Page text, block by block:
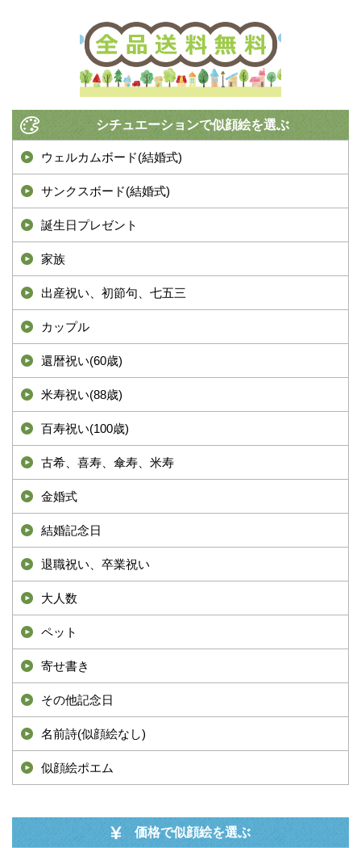
シチュエーションで似顔絵を選ぶ
ウェルカムボード(結婚式)
サンクスボード(結婚式)
誕生日プレゼント
家族
出産祝い、初節句、七五三
カップル
還暦祝い(60歳)
米寿祝い(88歳)
百寿祝い(100歳)
古希、喜寿、傘寿、米寿
金婚式
結婚記念日
退職祝い、卒業祝い
大人数
ペット
寄せ書き
その他記念日
名前詩(似顔絵なし)
似顔絵ポエム
価格で似顔絵を選ぶ